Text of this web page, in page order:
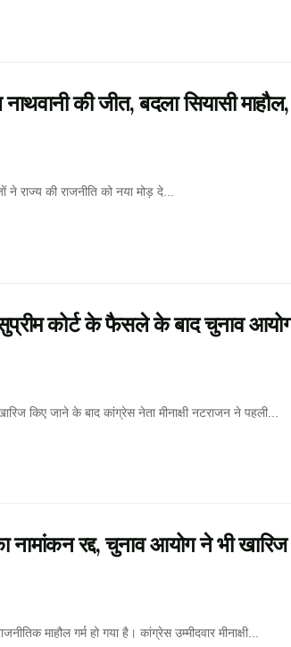
की जीत, बदला सियासी माहौल,
की राजनीति को नया मोड़ दे...
कोर्ट के फैसले के बाद चुनाव
किए जाने के बाद कांग्रेस नेता मीनाक्षी नटराजन ने पहली...
रद्द, चुनाव आयोग ने भी
माहौल गर्म हो गया है। कांग्रेस उम्मीदवार मीनाक्षी...